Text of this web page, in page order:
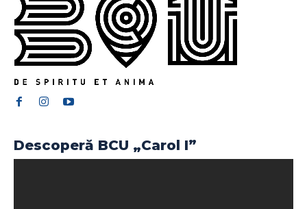
Descoperă BCU „Carol I”